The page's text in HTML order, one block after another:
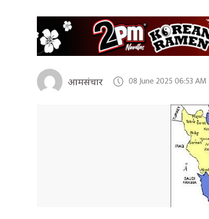
आमसंचार 08 June 2025 06:53 AM